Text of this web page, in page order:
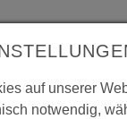
und Verständigung
die Brücken
auf unserer
notwendig,